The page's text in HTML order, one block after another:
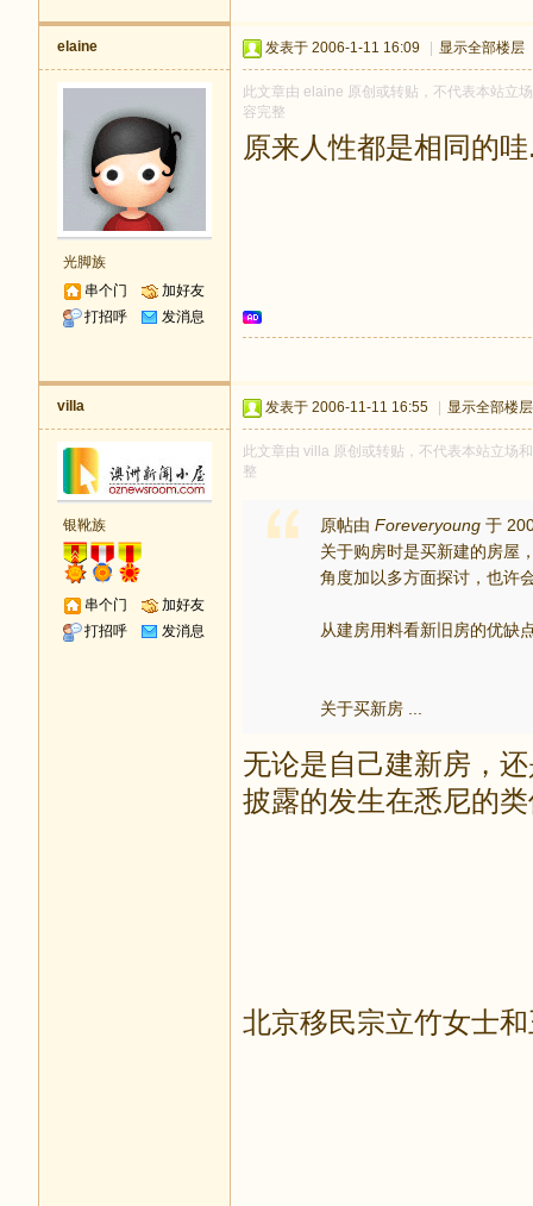
elaine
光脚族
串个门
加好友
打招呼
发消息
发表于 2006-1-11 16:09 显示全部楼层
此文章由 elaine 原创或转贴，不代表本站立
容完整
原来人性都是相同的
villa
银靴族
串个门
加好友
打招呼
发消息
发表于 2006-11-11 16:55 显示全部楼层
此文章由 villa 原创或转贴，不代表本站立场
整
原帖由 Foreveryoung 于
关于购房时是买新建的房屋
角度加以多方面探讨，也许
从建房用料看新旧房的优缺
关于买新房 ...
无论是自己建新房，
披露的发生在悉尼的
北京移民宗立竹女士